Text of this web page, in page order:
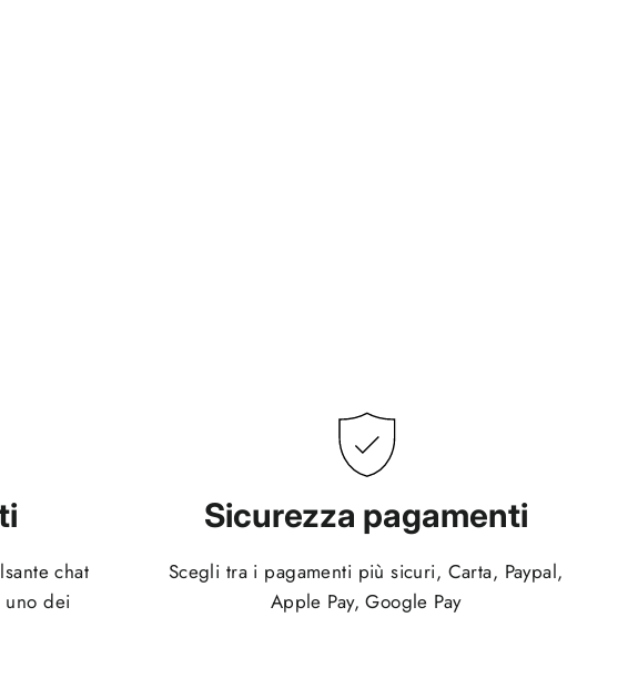
chat
uno dei
Sicurezza pagamenti
Scegli tra i pagamenti più sicuri, Carta, Paypal,
Apple Pay, Google Pay